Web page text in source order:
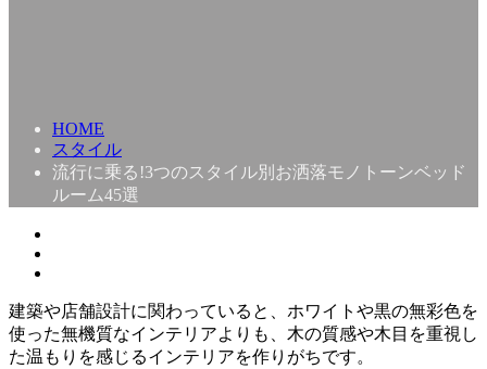
HOME
スタイル
流行に乗る!3つのスタイル別お洒落モノトーンベッド
ルーム45選
建築や店舗設計に関わっていると、ホワイトや黒の無彩色を
使った無機質なインテリアよりも、木の質感や木目を重視し
た温もりを感じるインテリアを作りがちです。